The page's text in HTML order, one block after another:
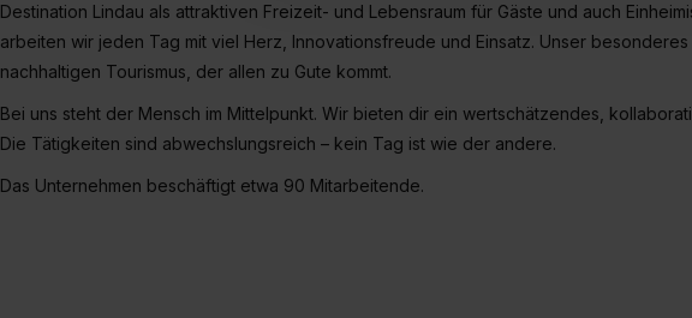
umfasst hierbei die Einwilligung zur
verfügen über kein angemessenes
jederzeit mit Wirkung für die Zukunft ganz
„Datenschutz-Einstellungen“ widerrufen.
Destination Lindau als attraktiven Freizeit- und Lebensraum für Gäste und auch
arbeiten wir jeden Tag mit viel Herz, Innovationsfreude und Einsatz. Unser
nachhaltigen Tourismus, der allen zu Gute kommt.
Bei uns steht der Mensch im Mittelpunkt. Wir bieten dir ein wertschätzendes,
Die Tätigkeiten sind abwechslungsreich – kein Tag ist wie der andere.
Das Unternehmen beschäftigt etwa 90 Mitarbeitende.